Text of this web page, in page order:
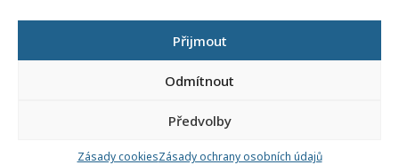
Přijmout
Odmítnout
Předvolby
Zásady cookiesZásady ochrany osobních údajů
Národní pedagogický institut ČR
Senovážné náměstí 25
110 00 Praha 1
Všechna práva vyhrazena | 2026